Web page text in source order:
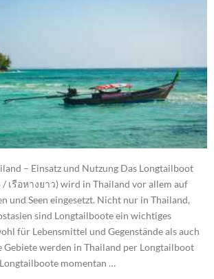
– Einsatz und Nutzung Das Longtailboot
/ เรือหางยาว) wird in Thailand vor allem auf
und Seen eingesetzt. Nicht nur in Thailand,
sind Longtailboote ein wichtiges
für Lebensmittel und Gegenstände als auch
Gebiete werden in Thailand per Longtailboot
momentan …